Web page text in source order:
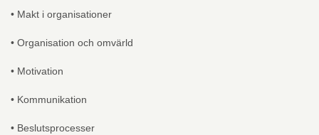
• Makt i organisationer
• Organisation och omvärld
• Motivation
• Kommunikation
• Beslutsprocesser